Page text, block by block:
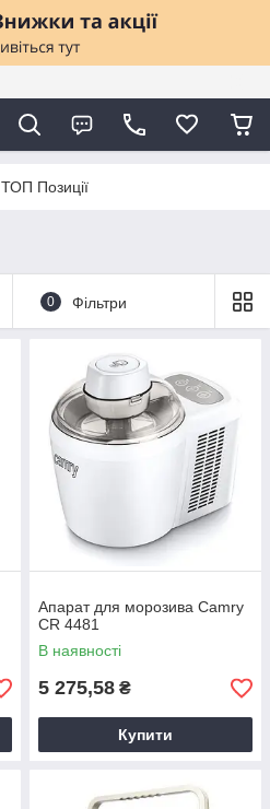
ТОП Позиції
0 Фільтри
Апарат для морозива Camry
CR 4481
В наявності
5 275,58 ₴
Купити